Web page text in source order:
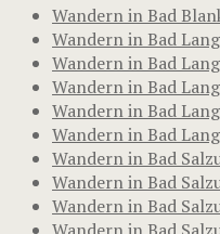
Wandern in Bad
Wandern in Bad
Wandern in Bad
Wandern in Bad
Wandern in Bad
Wandern in Bad
Wandern in Bad
Wandern in Bad
Wandern in Bad